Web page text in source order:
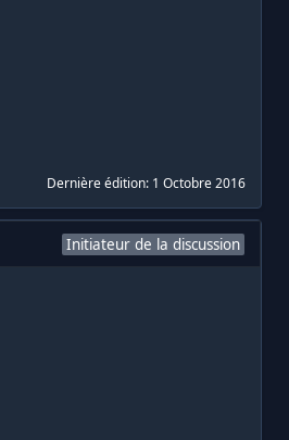
Dernière édition: 1 Octobre 2016
Initiateur de la discussion